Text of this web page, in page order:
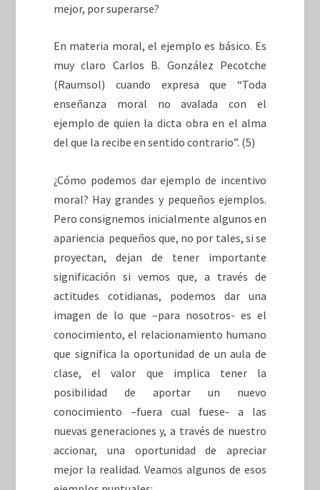
mejor, por superarse?
En materia moral, el ejemplo es básico. Es
muy claro Carlos B. González Pecotche
(Raumsol) cuando expresa que “Toda
enseñanza moral no avalada con el
ejemplo de quien la dicta obra en el alma
del que la recibe en sentido contrario”. (5)
¿Cómo podemos dar ejemplo de incentivo
moral? Hay grandes y pequeños ejemplos.
Pero consignemos inicialmente algunos en
apariencia pequeños que, no por tales, si se
proyectan, dejan de tener importante
significación si vemos que, a través de
actitudes cotidianas, podemos dar una
imagen de lo que –para nosotros- es el
conocimiento, el relacionamiento humano
que significa la oportunidad de un aula de
clase, el valor que implica tener la
posibilidad de aportar un nuevo
conocimiento –fuera cual fuese- a las
nuevas generaciones y, a través de nuestro
accionar, una oportunidad de apreciar
mejor la realidad. Veamos algunos de esos